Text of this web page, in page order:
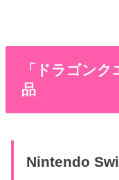
「ドラゴン
品
Nintendo